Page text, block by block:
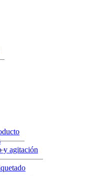
y agitación